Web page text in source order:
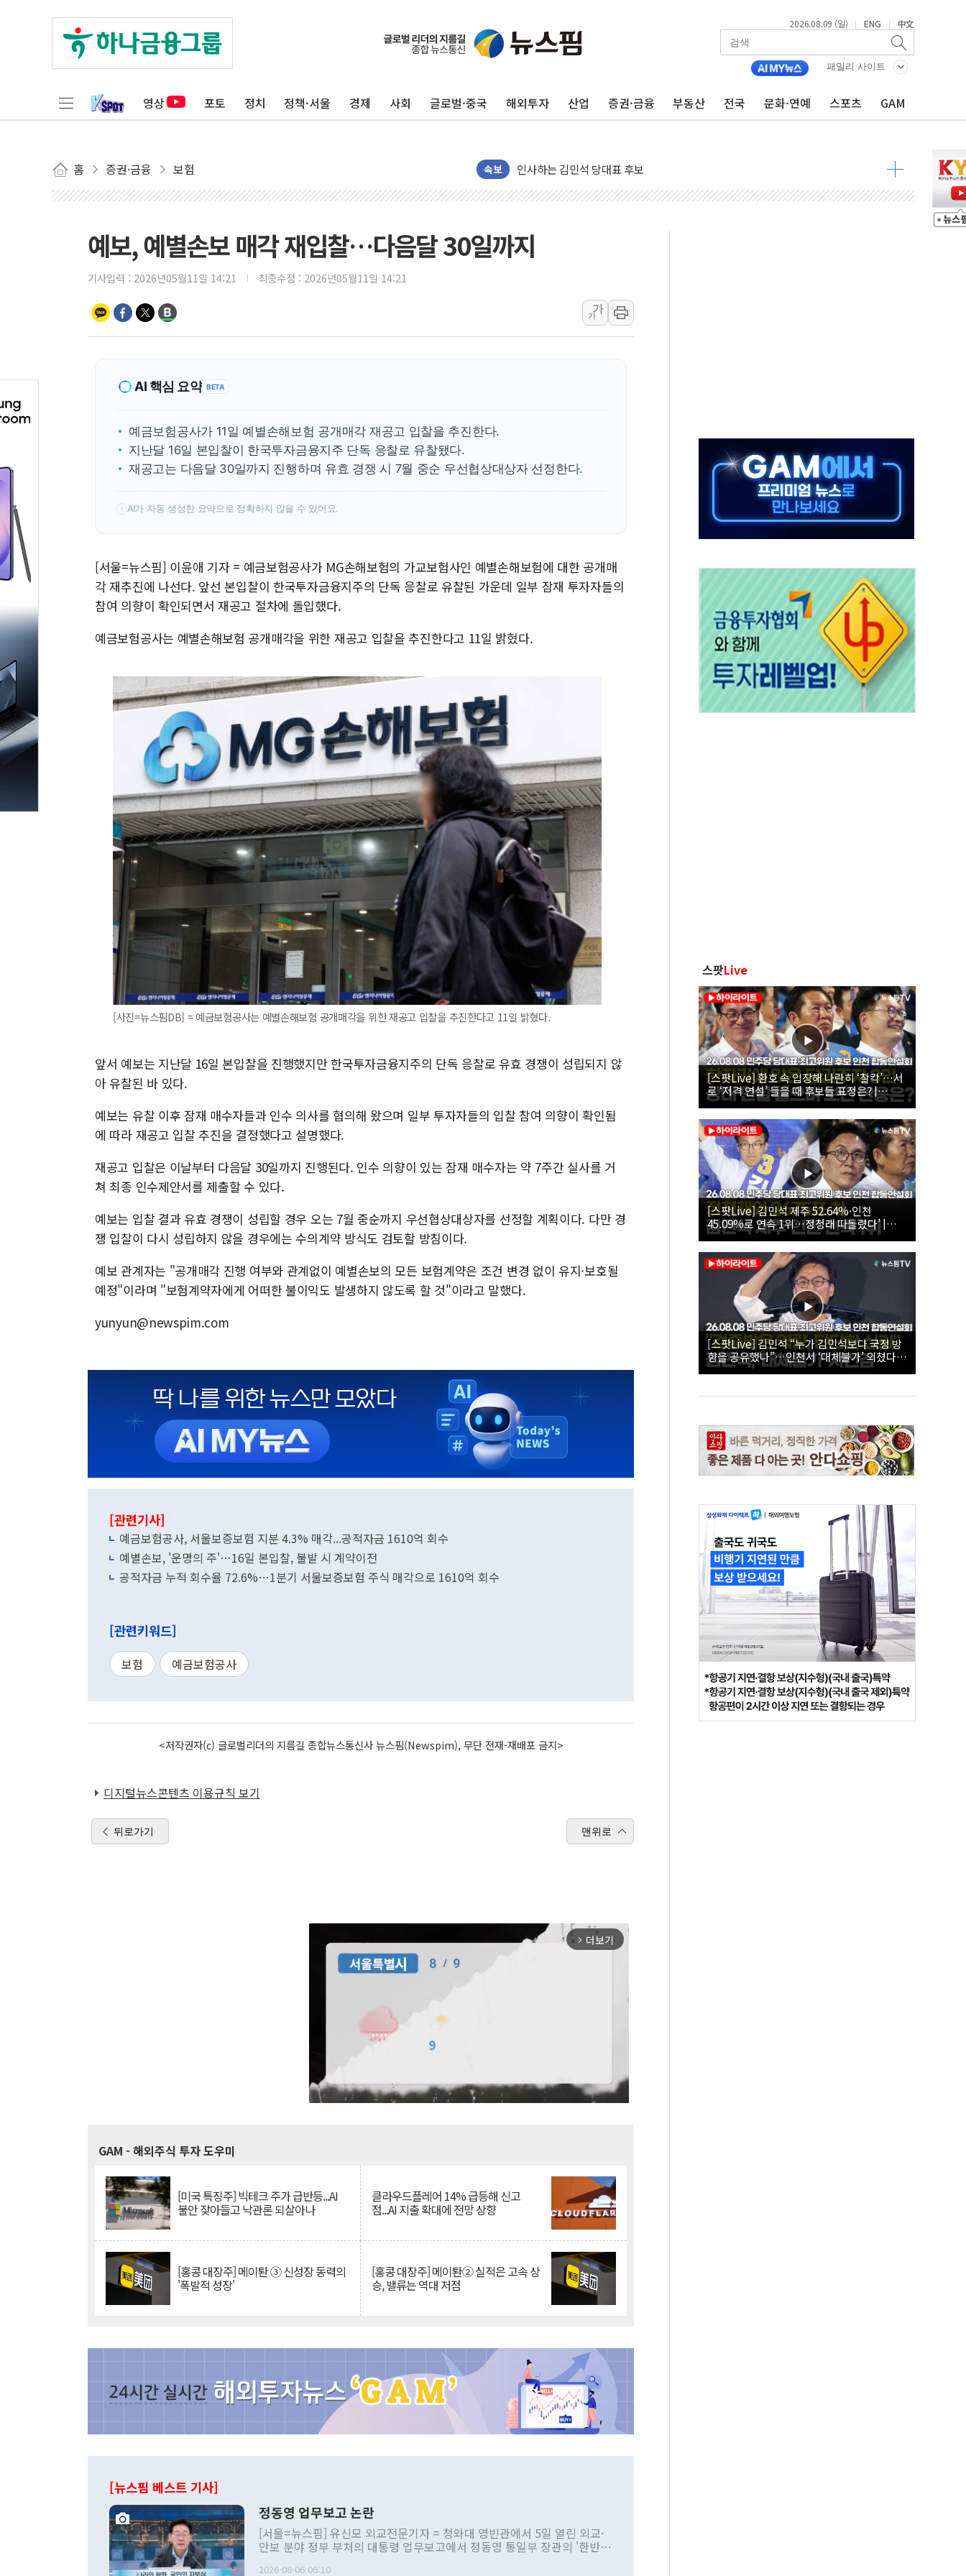
2026.08.09 (일) | ENG | 中文
패밀리 사이트
영상 포토 정치 정책·서울 경제 사회 글로벌·중국 해외투자 산업 증권·금융 부동산 전국 문화·연예 스포츠 GAM
홈 증권·금융 보험 속보
포항시 재난예산 40억 긴급 투입…고수온 양식장 복구·지원 '총력'
울진·영덕 '호우특보'-포항 '산사태 주의보'...경북도, 호우 피해·통제구간 없어
인천 합동연설회 나선 송영길·정청래·김민석 당대표 후보
김민석, 2주차 제주·인천 경선서 정청래에 승리...47.75% vs 42.08%
[속보] 민주, 제주·인천 경선 결과 발표...김민석 47.75% 정청래 42.08%
[속보] 민주, 인천 경선 결과 발표...김민석 45.09% 정청래 43.27% 송영길 11.63%
이번주 국내 주요 금융일정(8.10~8.14)
美, 이란전 출구전략 만지작…공습 한계·탄약 부족 현실화
폐기물 수거하다 참변…60대 환경미화원 수거차에 치여 사망
서울 중랑구 주택가서 흉기 난동…60대 남성 2명 숨져
李대통령 "결혼 때문에 손해 보는 일 없게"…'결혼 페널티' 22개 과제 손본다
여수 오동도 인근 해상서 모터보트 전복…1명 사망·1명 실종
'화합' 꺼낸 김민석에 '뻔뻔' 받아친 정청래…제주 연설서 신경전 고조
예보, 예별손보 매각 재입찰…다음달 30일까지
기사입력 : 2026년05월11일 14:21 최종수정 : 2026년05월11일 14:21
가
가
AI 핵심 요약 BETA
예금보험공사가 11일 예별손해보험 공개매각 재공고 입찰을 추진한다.
지난달 16일 본입찰이 한국투자금융지주 단독 응찰로 유찰됐다.
재공고는 다음달 30일까지 진행하며 유효 경쟁 시 7월 중순 우선협상대상자 선정한다.
! AI가 자동 생성한 요약으로 정확하지 않을 수 있어요.
[서울=뉴스핌] 이윤애 기자 = 예금보험공사가 MG손해보험의 가교보험사인 예별손해보험에 대한 공개매
각 재추진에 나선다. 앞선 본입찰이 한국투자금융지주의 단독 응찰로 유찰된 가운데 일부 잠재 투자자들의
참여 의향이 확인되면서 재공고 절차에 돌입했다.
예금보험공사는 예별손해보험 공개매각을 위한 재공고 입찰을 추진한다고 11일 밝혔다.
[사진=뉴스핌DB] = 예금보험공사는 예별손해보험 공개매각을 위한 재공고 입찰을 추진한다고 11일 밝혔다.
앞서 예보는 지난달 16일 본입찰을 진행했지만 한국투자금융지주의 단독 응찰로 유효 경쟁이 성립되지 않
아 유찰된 바 있다.
예보는 유찰 이후 잠재 매수자들과 인수 의사를 협의해 왔으며 일부 투자자들의 입찰 참여 의향이 확인됨
에 따라 재공고 입찰 추진을 결정했다고 설명했다.
재공고 입찰은 이날부터 다음달 30일까지 진행된다. 인수 의향이 있는 잠재 매수자는 약 7주간 실사를 거
쳐 최종 인수제안서를 제출할 수 있다.
예보는 입찰 결과 유효 경쟁이 성립할 경우 오는 7월 중순까지 우선협상대상자를 선정할 계획이다. 다만 경
쟁 입찰이 다시 성립하지 않을 경우에는 수의계약 방식도 검토할 방침이다.
예보 관계자는 "공개매각 진행 여부와 관계없이 예별손보의 모든 보험계약은 조건 변경 없이 유지·보호될
예정"이라며 "보험계약자에게 어떠한 불이익도 발생하지 않도록 할 것"이라고 말했다.
yunyun@newspim.com
[관련기사]
예금보험공사, 서울보증보험 지분 4.3% 매각...공적자금 1610억 회수
예별손보, '운명의 주'…16일 본입찰, 불발 시 계약이전
공적자금 누적 회수율 72.6%…1분기 서울보증보험 주식 매각으로 1610억 회수
[관련키워드]
보험 예금보험공사
<저작권자(c) 글로벌리더의 지름길 종합뉴스통신사 뉴스핌(Newspim), 무단 전재-재배포 금지>
디지털뉴스콘텐츠 이용규칙 보기
뒤로가기 맨위로
arrow_forward_ios 더보기
GAM - 해외주식 투자 도우미
[미국 특징주] 빅테크 주가 급반등...AI
불안 잦아들고 낙관론 되살아나
클라우드플레어 14% 급등해 신고
점...AI 지출 확대에 전망 상향
[홍콩 대장주] 메이퇀 ③ 신성장 동력의
'폭발적 성장'
[홍콩 대장주] 메이퇀② 실적은 고속 상
승, 밸류는 역대 저점
[뉴스핌 베스트 기사]
정동영 업무보고 논란
[서울=뉴스핌] 유신모 외교전문기자 = 청와대 영빈관에서 5일 열린 외교·
안보 분야 정부 부처의 대통령 업무보고에서 정동영 통일부 장관의 '한반도
2026-08-06 06:10
스팟Live
[스팟Live] 환호 속 입장해 나란히 ‘찰칵’…서
로 ‘저격 연설’ 들을 때 후보들 표정은? |
26.08.08 더불어민주당 당대표·최고위원 후
보 인천 합동연설회
[스팟Live] 김민석 제주 52.64%·인천
45.09%로 연속 1위…정청래 따돌렸다’ |
26.08.08 더불어민주당 당대표·최고위원 후
보 인천 합동연설회
[스팟Live] 김민석 “누가 김민석보다 국정 방
향을 공유했나”…인천서 ‘대체불가’ 외쳤다 |
26.08.08 더불어민주당 당대표·최고위원 후